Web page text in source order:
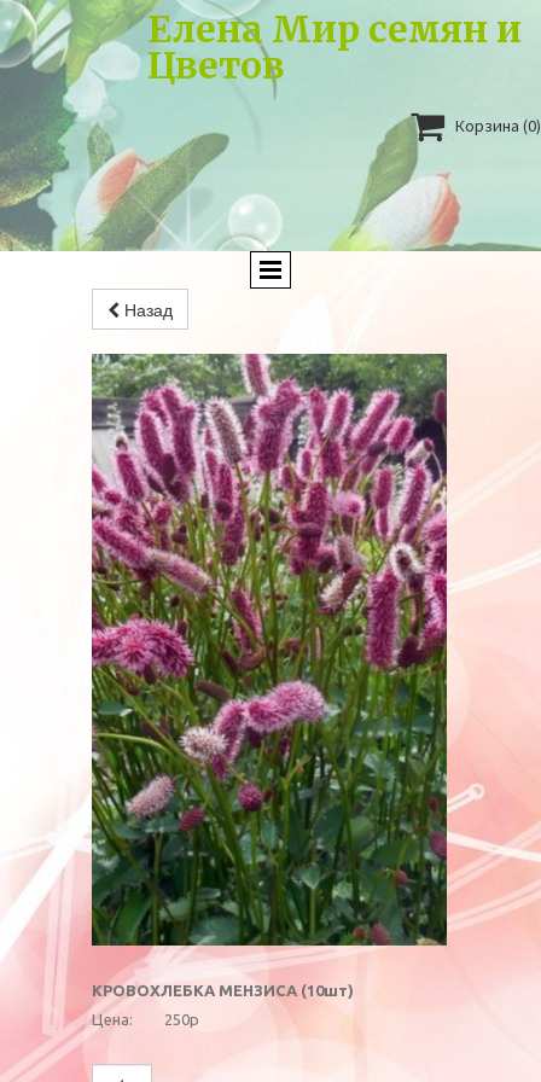
Елена Мир семян и
Цветов
 Корзина (0)
Назад
КРОВОХЛЕБКА МЕНЗИСА (10шт)
Цена:
250р